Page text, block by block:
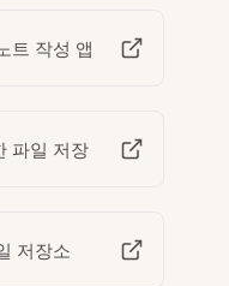
트 작성 앱
파일 저장
저장소